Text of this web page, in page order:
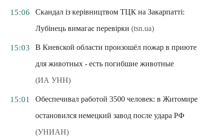
15:06
Скандал із керівництвом ТЦК на Закарпатті:
Лубінець вимагає перевірки (tsn.ua)
15:03
В Киевской области произошёл пожар в приюте
для животных - есть погибшие животные
(ИА УНН)
15:01
Обеспечивал работой 3500 человек: в Житомире
остановился немецкий завод после удара РФ
(УНИАН)